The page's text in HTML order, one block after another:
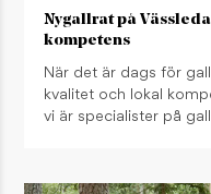
Nygallrat på
kompetens
När det är dags för
kvalitet och lokal
vi är specialister på